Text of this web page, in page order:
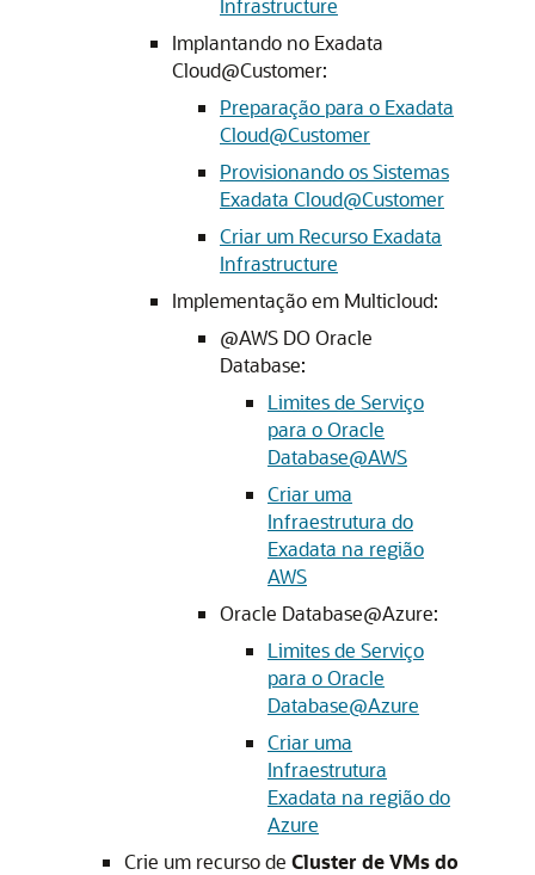
Infrastructure
Implantando no Exadata
Cloud@Customer:
Preparação para o Exadata
Cloud@Customer
Provisionando os Sistemas
Exadata Cloud@Customer
Criar um Recurso Exadata
Infrastructure
Implementação em Multicloud:
@AWS DO Oracle
Database:
Limites de Serviço
para o Oracle
Database@AWS
Criar uma
Infraestrutura do
Exadata na região
AWS
Oracle Database@Azure:
Limites de Serviço
para o Oracle
Database@Azure
Criar uma
Infraestrutura
Exadata na região do
Azure
Crie um recurso de Cluster de VMs do